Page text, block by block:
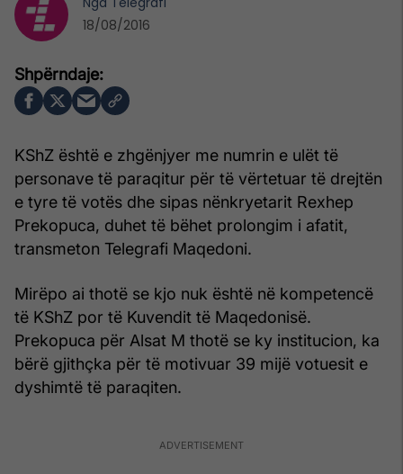
KShZ është e zhgënjyer me numrin e ulët të
personave të paraqitur për të vërtetuar të drejtën
e tyre të votës dhe sipas nënkryetarit Rexhep
Prekopuca, duhet të bëhet prolongim i afatit,
transmeton Telegrafi Maqedoni.
Mirëpo ai thotë se kjo nuk është në kompetencë
të KShZ por të Kuvendit të Maqedonisë.
Prekopuca për Alsat M thotë se ky institucion, ka
bërë gjithçka për të motivuar 39 mijë votuesit e
dyshimtë të paraqiten.
18/08/2016